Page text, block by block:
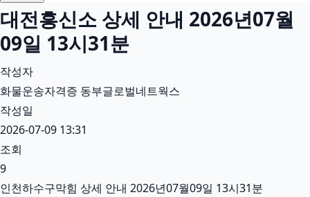
대전흥신소 상세 안내 2026년07월
09일 13시31분
작성자
화물운송자격증 동부글로벌네트웍스
작성일
2026-07-09 13:31
조회
9
인천하수구막힘 상세 안내 2026년07월09일 13시31분